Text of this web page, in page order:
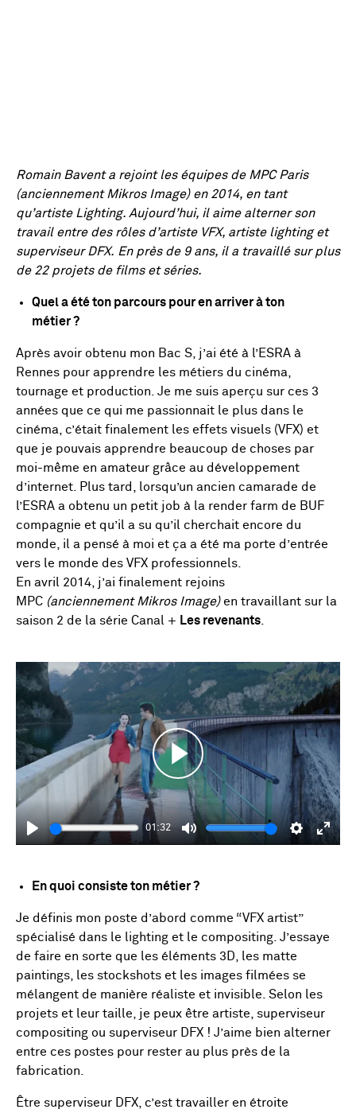
Romain Bavent a rejoint les équipes de MPC Paris
(anciennement Mikros Image) en 2014, en tant
qu’artiste Lighting. Aujourd’hui, il aime alterner son
travail entre des rôles d’artiste VFX, artiste lighting et
superviseur DFX. En près de 9 ans, il a travaillé sur plus
de 22 projets de films et séries.
Quel a été ton parcours pour en arriver à ton
métier ?
Après avoir obtenu mon Bac S, j’ai été à l’ESRA à
Rennes pour apprendre les métiers du cinéma,
tournage et production. Je me suis aperçu sur ces 3
années que ce qui me passionnait le plus dans le
cinéma, c’était finalement les effets visuels (VFX) et
que je pouvais apprendre beaucoup de choses par
moi-même en amateur grâce au développement
d’internet. Plus tard, lorsqu’un ancien camarade de
l’ESRA a obtenu un petit job à la render farm de BUF
compagnie et qu’il a su qu’il cherchait encore du
monde, il a pensé à moi et ça a été ma porte d’entrée
vers le monde des VFX professionnels.
En avril 2014, j’ai finalement rejoins
MPC (anciennement Mikros Image)en travaillant sur la
saison 2 de la série Canal + Les revenants
Play
01:32
Mute Settings
Enter
Play
En quoi consiste ton métier ?
Je définis mon poste d’abord comme “VFX artist”
spécialisé dans le lighting et le compositing. J’essaye
de faire en sorte que les éléments 3D, les matte
paintings, les stockshots et les images filmées se
mélangent de manière réaliste et invisible. Selon les
projets et leur taille, je peux être artiste, superviseur
compositing ou superviseur DFX ! J’aime bien alterner
entre ces postes pour rester au plus près de la
fabrication.
Être superviseur DFX, c’est travailler en étroite